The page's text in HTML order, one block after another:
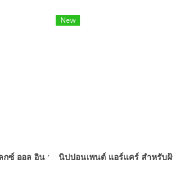
กซ์ ออล อิน วัน (ด้าน)
New
นิปปอนเพนต์ แอร์แคร์ สำหรับฝ้าเ